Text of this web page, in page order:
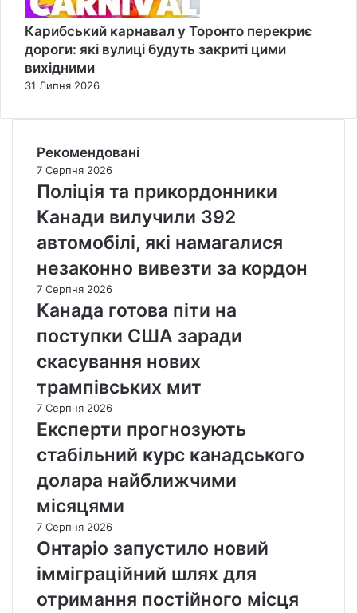
Карибський карнавал у Торонто перекриє
дороги: які вулиці будуть закриті цими
вихідними
31 Липня 2026
Рекомендовані
7 Серпня 2026
Поліція та прикордонники
Канади вилучили 392
автомобілі, які намагалися
незаконно вивезти за кордон
7 Серпня 2026
Канада готова піти на
поступки США заради
скасування нових
трампівських мит
7 Серпня 2026
Експерти прогнозують
стабільний курс канадського
долара найближчими
місяцями
7 Серпня 2026
Онтаріо запустило новий
імміграційний шлях для
отримання постійного місця